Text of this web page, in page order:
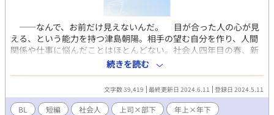
――なんで、お前だけ見えないんだ。 目が合った人の心が見
える、という能力を持つ津島朝陽。相手の望む自分を作り、人間
関係や仕事に悩んだことはほとんどない。社会人四年目の春、新
設の企画三課に異動になる。上司として現れたのは、六年前に別
れた恋人――木崎瞬だった。 相手が誰であろうと、心さえ読め
ばうまくいく。 そう思っていたのに、なぜか木崎の心だけが読
めなくて――？ ＜マイペース自由人な先輩×心が見える後輩→六
年後……？？＞ ＊秋庭新刊予定の作品です＊
続きを読む
文字数 39,419 最終更新日 2024.6.11 登録日 2024.5.11
BL 短編 社会人 上司×部下
年上×年下